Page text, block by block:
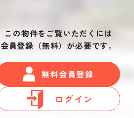
この物件をご覧いただくには
会員登録（無料）が必要です。
無料会員登録
ログイン